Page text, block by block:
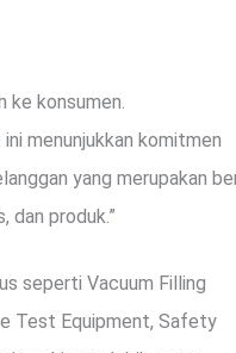
ke konsumen.
menunjukkan komitmen
yang merupakan
dan produk.”
seperti Vacuum Filling
Test Equipment, Safety